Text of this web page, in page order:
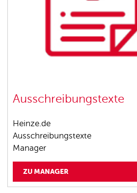
Ausschreibungstexte
Heinze.de
Ausschreibungstexte
Manager
ZU MANAGER